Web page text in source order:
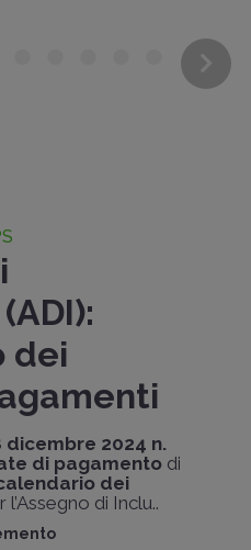
dei
dicembre 2024 n.
di pagamento di
dei
l’Assegno di Inclu..